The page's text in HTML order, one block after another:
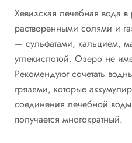
Хевизская лечебная вода
растворенными солями и
— сульфатами, кальцием,
углекислотой. Озеро не
Рекомендуют сочетать
грязями, которые
соединения лечебной
получается многократный.